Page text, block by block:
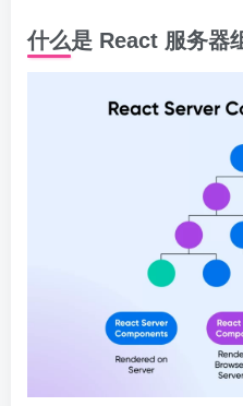
什么是 React 服务器